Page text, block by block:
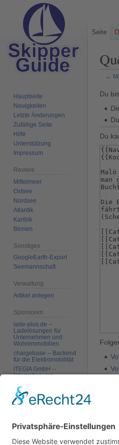
←
Zur
Zur
Suche
Du
Du
Seite
Hauptseite
Neuigkeiten
Letzte Änderungen
Zufällige Seite
Hilfe
Unterstützung
Impressum
Reviere
Mittelmeer
Ostsee
Nordsee
Atlantik
Karibik
Binnen
Sonstiges
GoogleEarth-Export
Seemannschaft
Verwaltung
Artikel anlegen
Sponsoren
lade-plus.de --
Ladelösungen für
Unternehmen und
Wohnimmobilien
chargebase -- Backend
für die Elektromobilität
ITEGIA GmbH --
Integration von
individuelle
Softwarelösungen
Links auf diese Seite
Änderungen an
verlinkten Seiten